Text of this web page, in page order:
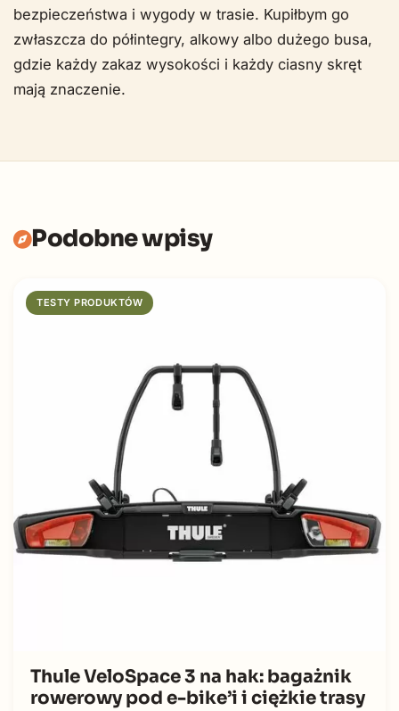
bezpieczeństwa i wygody w trasie. Kupiłbym go
zwłaszcza do półintegry, alkowy albo dużego busa,
gdzie każdy zakaz wysokości i każdy ciasny skręt
mają znaczenie.
Podobne wpisy
TESTY PRODUKTÓW
Thule VeloSpace 3 na hak: bagażnik
rowerowy pod e-bike’i i ciężkie trasy